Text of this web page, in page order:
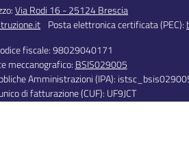
Via Rodi 16 - 25124 Brescia
Posta elettronica certificata (PEC):
fiscale: 98029040171
meccanografico: BSIS029005
Amministrazioni (IPA):
di fatturazione (CUF): UF9JCT